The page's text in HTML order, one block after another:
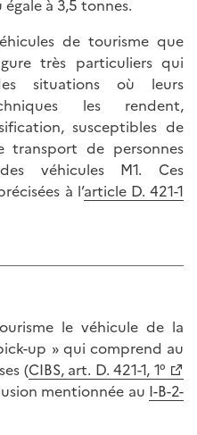
à 3,5 tonnes.
de tourisme que
très particuliers qui
situations où leurs
les rendent,
susceptibles de
transport de personnes
véhicules M1. Ces
à l’article D. 421-1
le véhicule de la
up » qui comprend au
(CIBS, art. D. 421-1, 1°
mentionnée au I-B-2-